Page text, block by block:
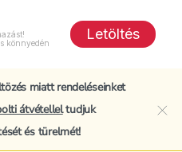
könnyedén
Letöltés
miatt rendeléseinket
átvételleltudjuk
és türelmét!